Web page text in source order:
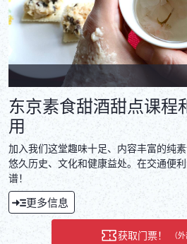
东京素食甜酒甜点课程
用
加入我们这堂趣味十足、内容丰富的纯
悠久历史、文化和健康益处。在交通便
谱！
更多信息
获取门票！ （